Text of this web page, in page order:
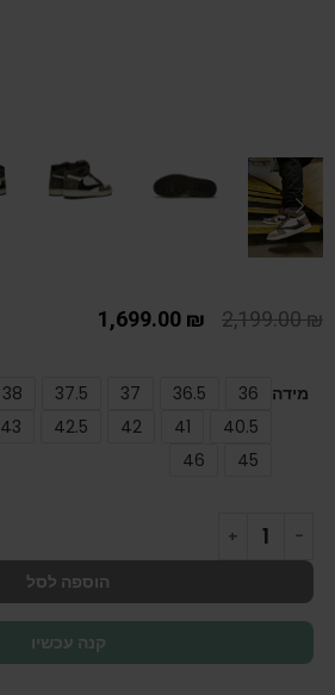
2,199.00₪
1,699.00 ₪
מידה 36
36.5
37
37.5
38
40.5
41
42
42.5
43
45
46
הוספה לסל
קנה עכשיו